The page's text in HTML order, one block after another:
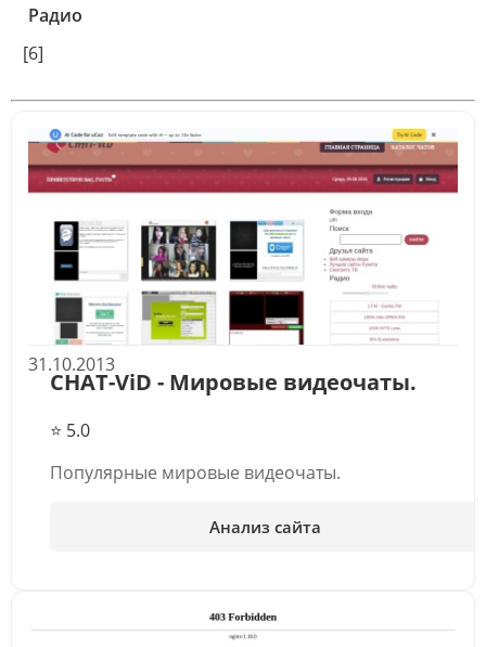
Радио
[6]
31.10.2013
CHAT-ViD - Мировые видеочаты.
⭐ 5.0
Популярные мировые видеочаты.
Анализ сайта